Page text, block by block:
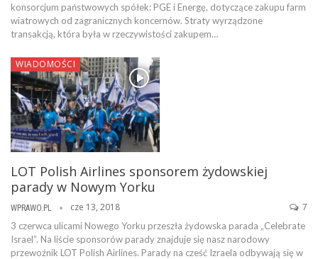
konsorcjum państwowych spółek: PGE i Energę, dotyczące zakupu farm
wiatrowych od zagranicznych koncernów. Straty wyrządzone
transakcją, która była w rzeczywistości zakupem…
WIADOMOŚCI
LOT Polish Airlines sponsorem żydowskiej
parady w Nowym Yorku
WPRAWO.PL cze 13, 2018 7
3 czerwca ulicami Nowego Yorku przeszła żydowska parada „Celebrate
Israel”. Na liście sponsorów parady znajduje się nasz narodowy
przewoźnik LOT Polish Airlines. Parady na cześć Izraela odbywają się w